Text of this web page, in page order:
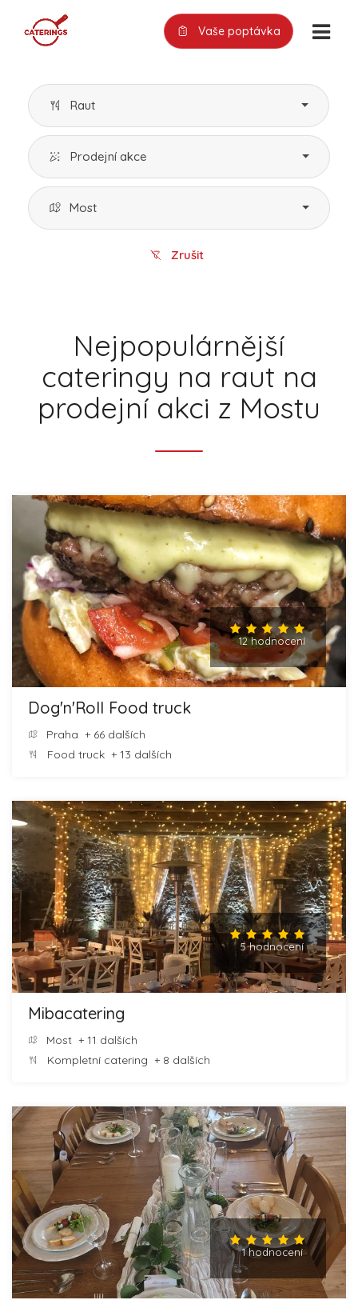
Vaše poptávka
Raut
Prodejní akce
Most
Zrušit
Nejpopulárnější
cateringy na raut na
prodejní akci z Mostu
12 hodnocení
Dog'n'Roll Food truck
Praha + 66 dalších
Food truck + 13 dalších
5 hodnocení
Mibacatering
Most + 11 dalších
Kompletní catering + 8 dalších
1 hodnocení